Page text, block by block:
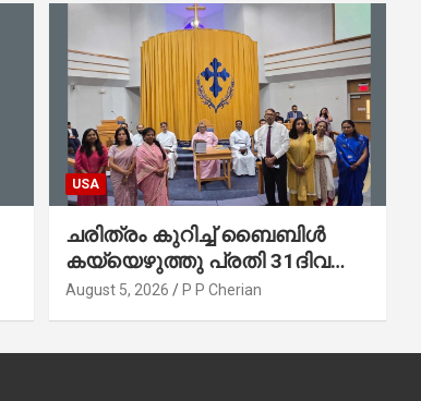
USA
ചരിത്രം കുറിച്ച് ബൈബിൾ
കയ്യെഴുത്തു പ്രതി 31ദിവസം
കൊണ്ട് പൂർത്തിയാക്കി
August 5, 2026 P P Cherian